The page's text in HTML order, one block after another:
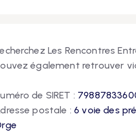
Les Rencontres
également retrouver
de SIRET :
postale :6 voie des